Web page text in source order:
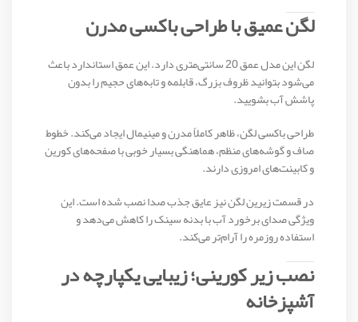
لگن عمیق با طراحی باکسی مدرن
لگن این مدل عمق 20 سانتی‌متری دارد. این عمق استاندارد باعث
می‌شود بتوانید ظروف بزرگ، قابلمه و تابه‌های حجیم را بدون
پاشش آب بشویید.
طراحی باکسی لگن، ظاهر کاملاً مدرن و مینیمال ایجاد می‌کند. خطوط
صاف و گوشه‌های منظم، هماهنگی بسیار خوبی با صفحه‌های کورین
و کابینت‌های امروزی دارند.
در قسمت زیرین لگن نیز عایق جذب صدا نصب شده است. این
ویژگی صدای برخورد آب با بدنه سینک را کاهش می‌دهد و
استفاده روزمره را آرام‌تر می‌کند.
نصب زیر کورینی؛ زیبایی یکپارچه در
آشپزخانه